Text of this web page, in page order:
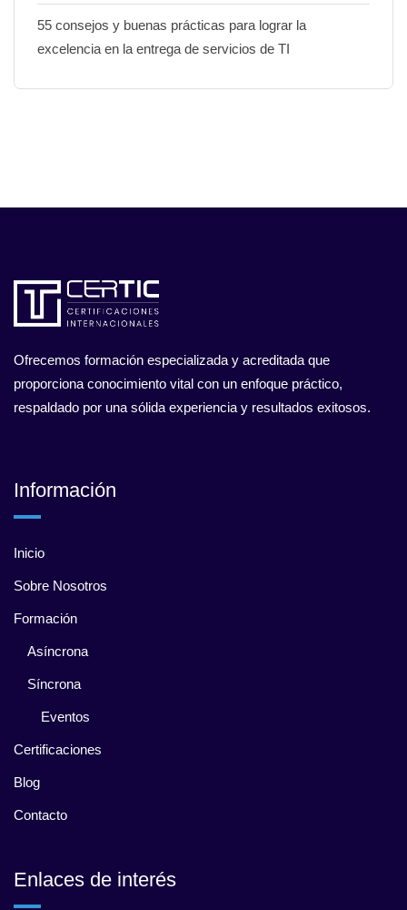
55 consejos y buenas prácticas para lograr la
excelencia en la entrega de servicios de TI
Ofrecemos formación especializada y acreditada que
proporciona conocimiento vital con un enfoque práctico,
respaldado por una sólida experiencia y resultados exitosos.
Información
Inicio
Sobre Nosotros
Formación
Asíncrona
Síncrona
Eventos
Certificaciones
Blog
Contacto
Enlaces de interés